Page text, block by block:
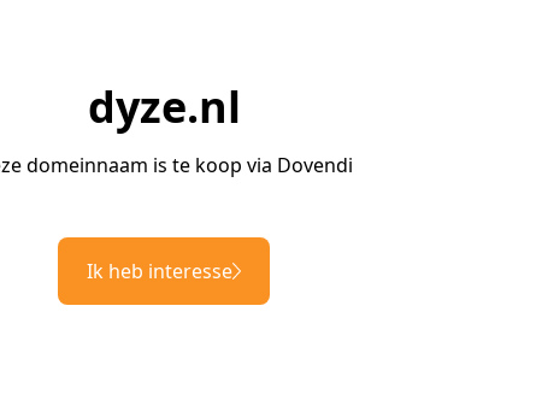
dyze.nl
domeinnaam is te koop via Dovendi
Ik heb interesse